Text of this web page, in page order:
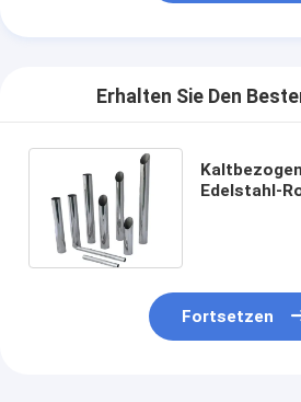
Erhalten Sie Den
Edelstahl-
Fortsetzen